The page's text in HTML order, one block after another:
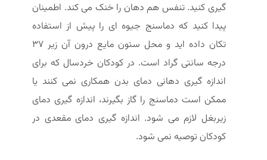
گیری کنید. تنفس هم دهان را خنک می کند. اطمینان
پیدا کنید که دماسنج جیوه ای را پیش از استفاده
تکان داده اید و محل ستون مایع درون آن زیر 37
درجه سانتی گراد است. در کودکان خردسال که برای
اندازه گیری دهانی دمای بدن همکاری نمی کنند یا
ممکن است دماسنج را گاز بگیرند، اندازه گیری دمای
زیربغل لازم می شود. اندازه گیری دمای مقعدی در
کودکان توصیه نمی شود.